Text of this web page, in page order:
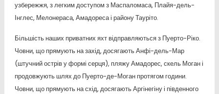
узбережжя, з легким доступом з Маспаломаса, Плайя-дель-
Інглес, Мелонераса, Амадореса і району Тауріто.
Більшість наших приватних яхт відправляються з Пуерто-Ріко.
Човни, що прямують на захід, досягають Анфі-дель-Мар
(штучний острів у формі серця), пляжу Амадорес, скель Моган і
продовжують шлях до Пуерто-де-Моган протягом години.
Човни, що прямують на схід, досягають Аргінегіну і південного